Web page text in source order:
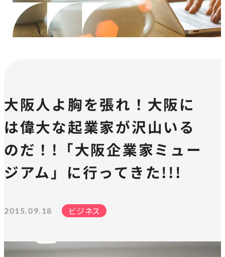
大阪人よ胸を張れ！大阪に
は偉大な起業家が沢山いる
のだ！!「大阪企業家ミュー
ジアム」に行ってきた!!!
2015.09.18 ビジネス